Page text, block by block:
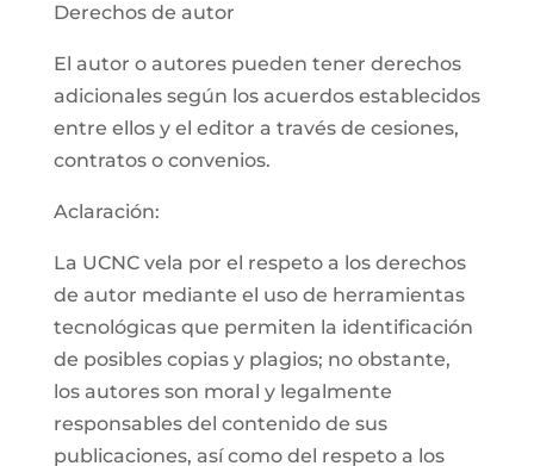
Derechos de autor
El autor o autores pueden tener derechos
adicionales según los acuerdos establecidos
entre ellos y el editor a través de cesiones,
contratos o convenios.
Aclaración:
La UCNC vela por el respeto a los derechos
de autor mediante el uso de herramientas
tecnológicas que permiten la identificación
de posibles copias y plagios; no obstante,
los autores son moral y legalmente
responsables del contenido de sus
publicaciones, así como del respeto a los